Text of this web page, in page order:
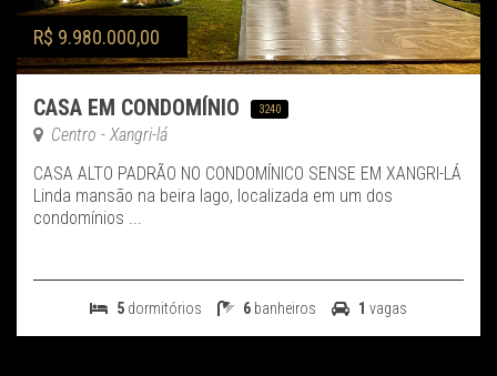
R$ 9.980.000,00
CASA EM CONDOMÍNIO 3240
Centro - Xangri-lá
CASA ALTO PADRÃO NO CONDOMÍNICO SENSE EM XANGRI-LÁ
Linda mansão na beira lago, localizada em um dos
condomínios ...
5 dormitórios 6 banheiros 1 vagas